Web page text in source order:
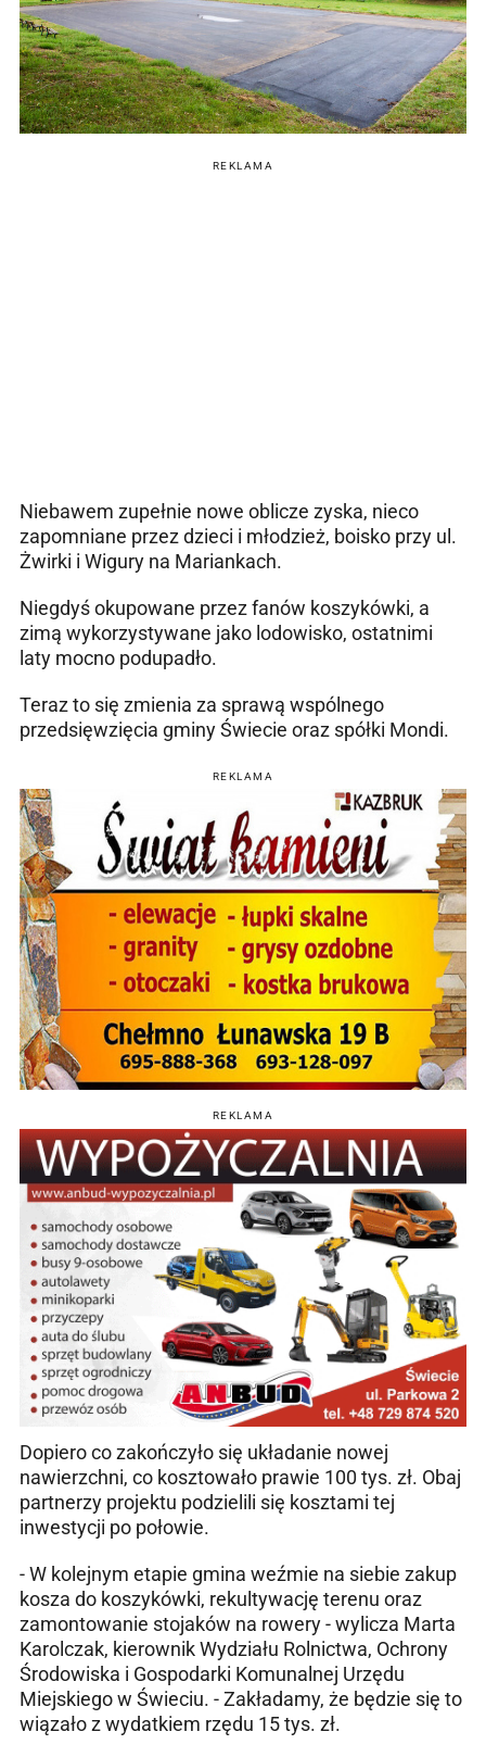
REKLAMA
Niebawem zupełnie nowe oblicze zyska, nieco
zapomniane przez dzieci i młodzież, boisko przy ul.
Żwirki i Wigury na Mariankach.
Niegdyś okupowane przez fanów koszykówki, a
zimą wykorzystywane jako lodowisko, ostatnimi
laty mocno podupadło.
Teraz to się zmienia za sprawą wspólnego
przedsięwzięcia gminy Świecie oraz spółki Mondi.
REKLAMA
REKLAMA
Dopiero co zakończyło się układanie nowej
nawierzchni, co kosztowało prawie 100 tys. zł. Obaj
partnerzy projektu podzielili się kosztami tej
inwestycji po połowie.
- W kolejnym etapie gmina weźmie na siebie zakup
kosza do koszykówki, rekultywację terenu oraz
zamontowanie stojaków na rowery - wylicza Marta
Karolczak, kierownik Wydziału Rolnictwa, Ochrony
Środowiska i Gospodarki Komunalnej Urzędu
Miejskiego w Świeciu. - Zakładamy, że będzie się to
wiązało z wydatkiem rzędu 15 tys. zł.